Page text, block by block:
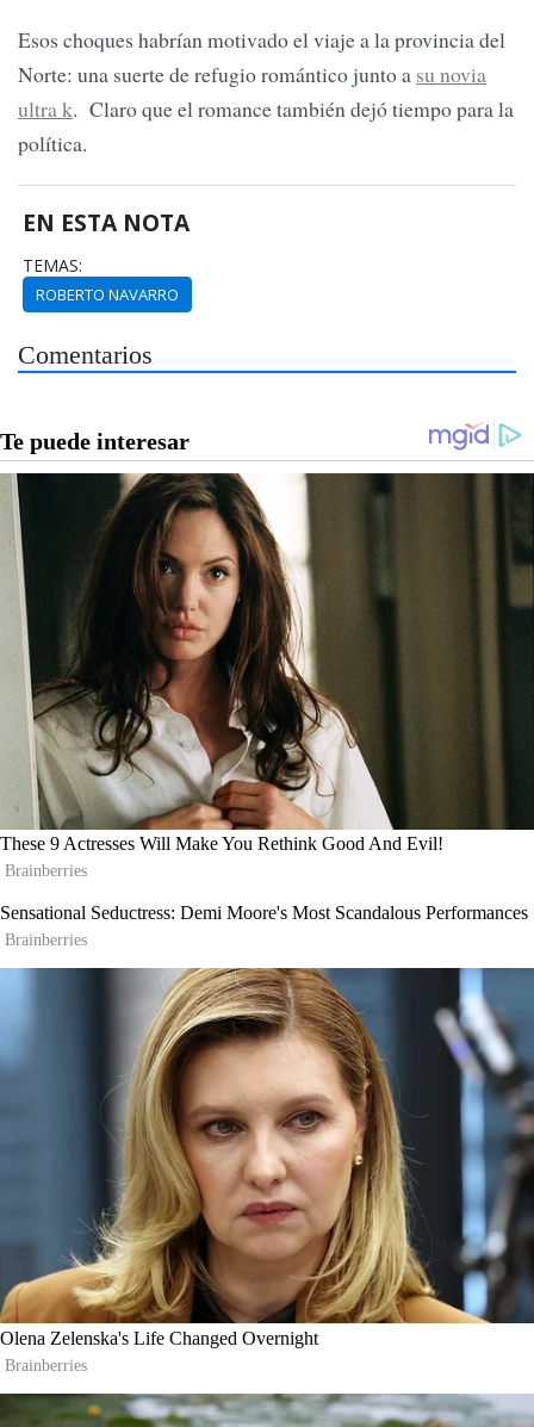
Esos choques habrían motivado el viaje a la provincia del
Norte: una suerte de refugio romántico junto a su novia
ultra k. Claro que el romance también dejó tiempo para la
política.
EN ESTA NOTA
TEMAS:
ROBERTO NAVARRO
Comentarios